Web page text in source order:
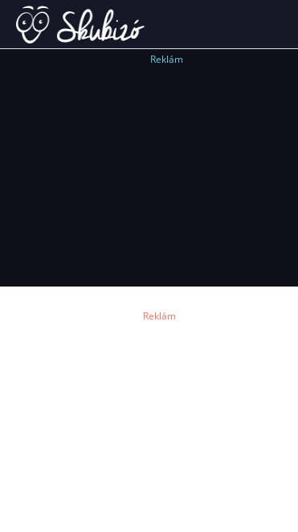
Reklám
Reklám